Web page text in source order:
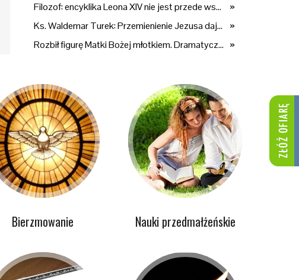
»
Filozof: encyklika Leona XIV nie jest przede wszystkim o sztucznej inteligencji
»
Ks. Waldemar Turek: Przemienienie Jezusa daje siłę do pokonywania przeciwności
»
Rozbił figurę Matki Bożej młotkiem. Dramatyczne nagranie w sieci
Bierzmowanie Nauki przedmałżeńskie